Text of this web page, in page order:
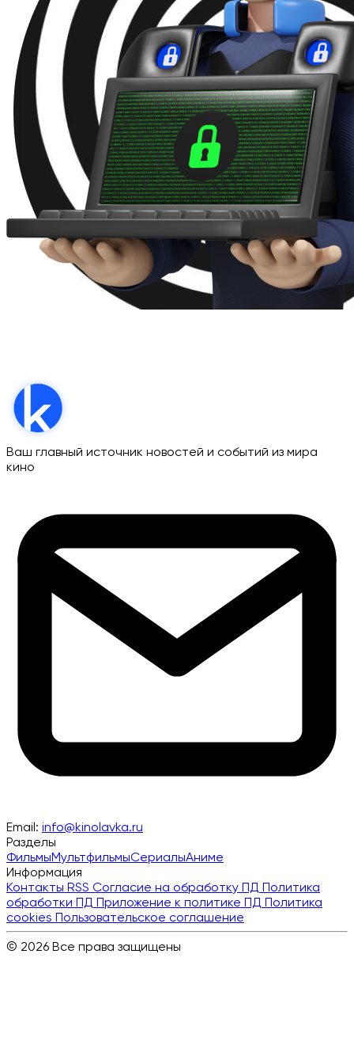
Ваш главный источник новостей и событий из мира
кино
Email: info@kinolavka.ru
Разделы
ФильмыМультфильмыСериалыАниме
Информация
Контакты RSS Согласие на обработку ПД Политика
обработки ПД Приложение к политике ПД Политика
cookies Пользовательское соглашение
© 2026 Все права защищены